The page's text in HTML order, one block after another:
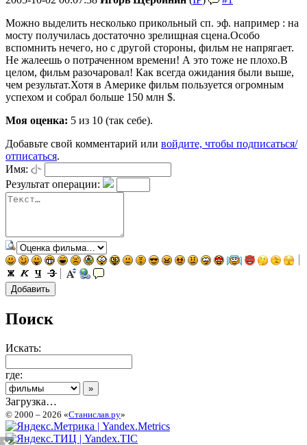
Можно выделить несколько прикольный сп. эф. например : на
мосту получилась достаточно зрелищная сцена.Особо
вспомнить нечего, но с другой стороны, фильм не напрягает.
Не жалеешь о потраченном времени! А это тоже не плохо.В
целом, фильм разочаровал! Как всегда ожидания были выше,
чем результат.Хотя в Америке фильм пользуется огромным
успехом и собрал больше 150 млн $.
Моя оценка: 5 из 10 (так себе).
Добавьте свой комментарий или войдите, чтобы подписаться/
отписаться.
Имя:
Результат операции:
Поиск
Искать:
где:
Загрузка…
© 2000 – 2026 «Станислав.ру»